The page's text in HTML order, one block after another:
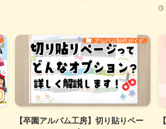
アルバム制作ガイド
【卒園アルバム工房】切り貼りペー